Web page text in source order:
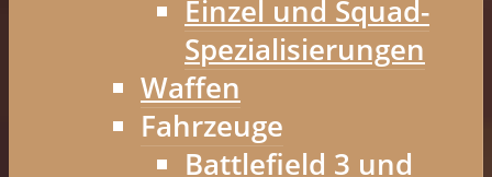
Einzel und Squad-
Spezialisierungen
Waffen
Fahrzeuge
Battlefield 3 und